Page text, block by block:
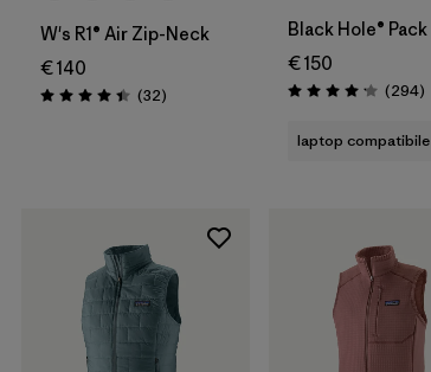
W's R1® Air Zip-Neck
€ 140
Valutazione: 4.4 / 5
(32Recensioni
)
Black Hole®
€ 150
Valutazione: 4.2 / 5
(294)
laptop compatibile